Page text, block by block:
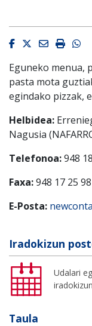
Facebook
Twitter
Email
Eguneko menua,
pasta mota
egindako pizzak,
Helbidea:
Nagusia
Telefonoa:948
Faxa:948 17 25 98
E-Posta:
Iradokizun
Udalari
Taula